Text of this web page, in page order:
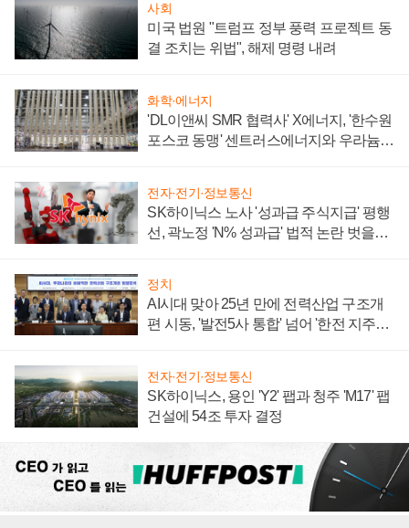
사회
미국 법원 "트럼프 정부 풍력 프로젝트 동
결 조치는 위법", 해제 명령 내려
화학·에너지
'DL이앤씨 SMR 협력사' X에너지, '한수원
포스코 동맹' 센트러스에너지와 우라늄
전자·전기·정보통신
SK하이닉스 노사 '성과급 주식지급' 평행
선, 곽노정 'N% 성과급' 법적 논란 벗을지
정치
AI시대 맞아 25년 만에 전력산업 구조개
편 시동, '발전5사 통합' 넘어 '한전 지주사'
전자·전기·정보통신
SK하이닉스, 용인 'Y2' 팹과 청주 'M17' 팹
건설에 54조 투자 결정